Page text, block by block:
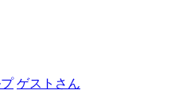
ゲストさん